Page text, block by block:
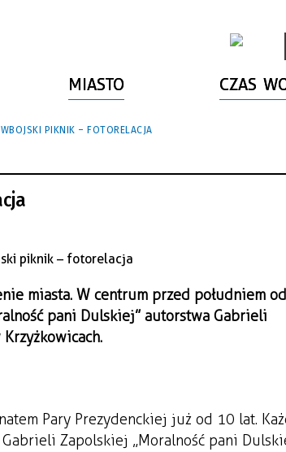
MIASTO CZAS
PIKNIK – FOTORELACJA
miasta. W centrum przed południem
pani Dulskiej” autorstwa Gabrieli
Pary Prezydenckiej już od 10 lat.
Zapolskiej „Moralność pani